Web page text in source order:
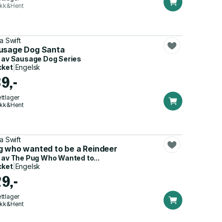
Swift
Dog Santa
avSausage Dog Series
| Engelsk
Swift
who wanted to be a Reindeer
av The Pug Who Wanted to...
| Engelsk